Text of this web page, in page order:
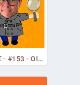
MEMÓRIAS DA COLEÇÃO VAGA-LUME - #153 - Olá, Curiosos! 2023